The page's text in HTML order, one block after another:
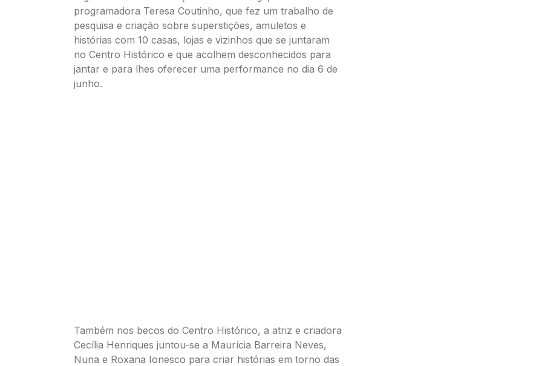
programadora Teresa Coutinho, que fez um trabalho de
pesquisa e criação sobre superstições, amuletos e
histórias com 10 casas, lojas e vizinhos que se juntaram
no Centro Histórico e que acolhem desconhecidos para
jantar e para lhes oferecer uma performance no dia 6 de
junho.
Também nos becos do Centro Histórico, a atriz e criadora
Cecília Henriques juntou-se a Maurícia Barreira Neves,
Nuna e Roxana Ionesco para criar histórias em torno das